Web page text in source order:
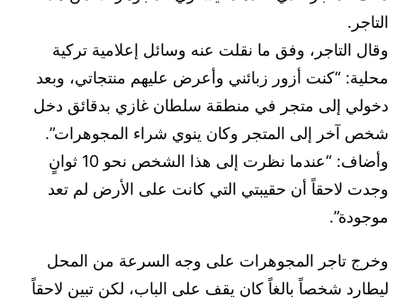
التاجر.
وقال التاجر، وفق ما نقلت عنه وسائل إعلامية تركية
محلية: “كنت أزور زبائني وأعرض عليهم منتجاتي، وبعد
دخولي إلى متجر في منطقة سلطان غازي بدقائق دخل
شخص آخر إلى المتجر وكان ينوي شراء المجوهرات”.
وأضاف: “عندما نظرت إلى هذا الشخص نحو 10 ثوانٍ
وجدت لاحقاً أن حقيبتي التي كانت على الأرض لم تعد
موجودة”.
وخرج تاجر المجوهرات على وجه السرعة من المحل
ليطارد شخصاً بالغاً كان يقف على الباب، لكن تبين لاحقاً